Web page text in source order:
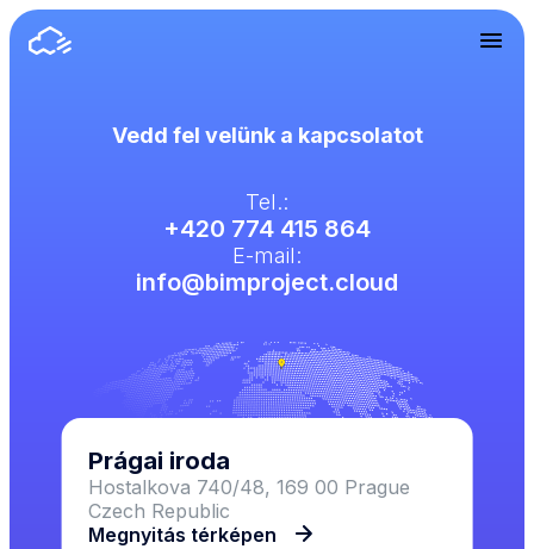
Vedd fel velünk a kapcsolatot
Tel.:
+420 774 415 864
E-mail:
info@bimproject.cloud
Prágai iroda
Hostalkova 740/48, 169 00 Prague
Czech Republic
Megnyitás térképen